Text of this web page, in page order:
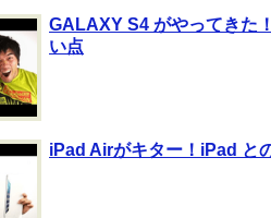
GALAXY S4 がやってきた
い点
iPad Airがキター！iPad と